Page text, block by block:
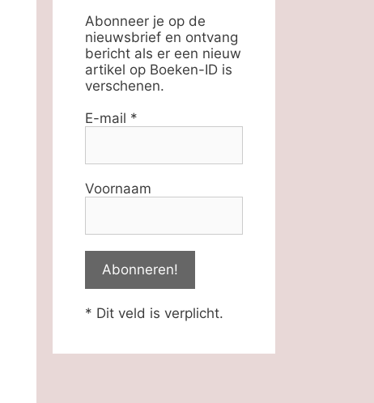
Abonneer je op de
nieuwsbrief en ontvang
bericht als er een nieuw
artikel op Boeken-ID is
verschenen.
E-mail *
Voornaam
* Dit veld is verplicht.